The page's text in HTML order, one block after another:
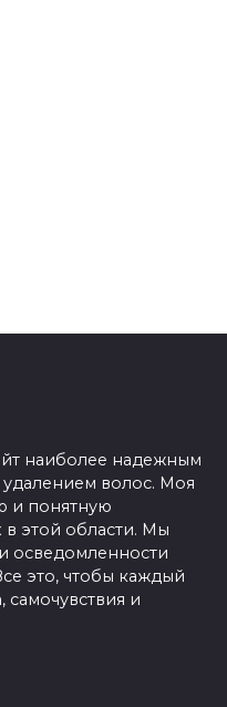
наиболее надежным
волос. Моя
и понятную
этой области. Мы
осведомленности
это, чтобы каждый
и